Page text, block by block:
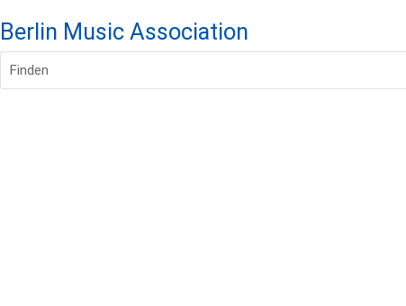
Berlin Music Association
Finden